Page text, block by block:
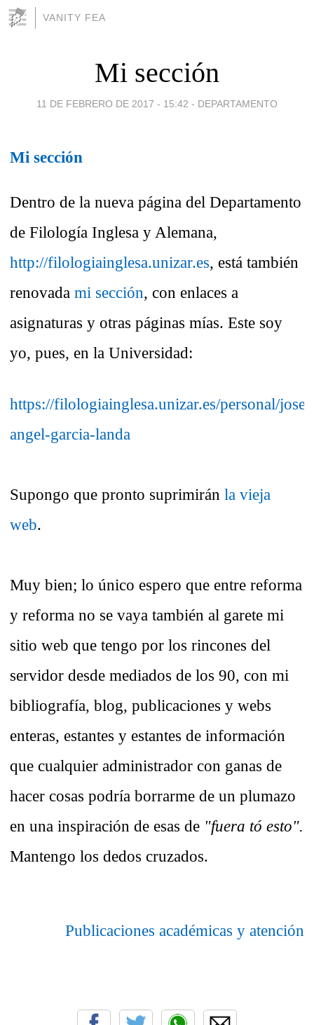
VANITY FEA
Mi sección
11 DE FEBRERO DE 2017 - 15:42 - DEPARTAMENTO
Mi sección
Dentro de la nueva página del Departamento
de Filología Inglesa y Alemana,
http://filologiainglesa.unizar.es, está también
renovada mi sección, con enlaces a
asignaturas y otras páginas mías. Este soy
yo, pues, en la Universidad:
https://filologiainglesa.unizar.es/personal/jose-
angel-garcia-landa
Supongo que pronto suprimirán la vieja
web.
Muy bien; lo único espero que entre reforma
y reforma no se vaya también al garete mi
sitio web que tengo por los rincones del
servidor desde mediados de los 90, con mi
bibliografía, blog, publicaciones y webs
enteras, estantes y estantes de información
que cualquier administrador con ganas de
hacer cosas podría borrarme de un plumazo
en una inspiración de esas de "fuera tó esto".
Mantengo los dedos cruzados.
Publicaciones académicas y atención